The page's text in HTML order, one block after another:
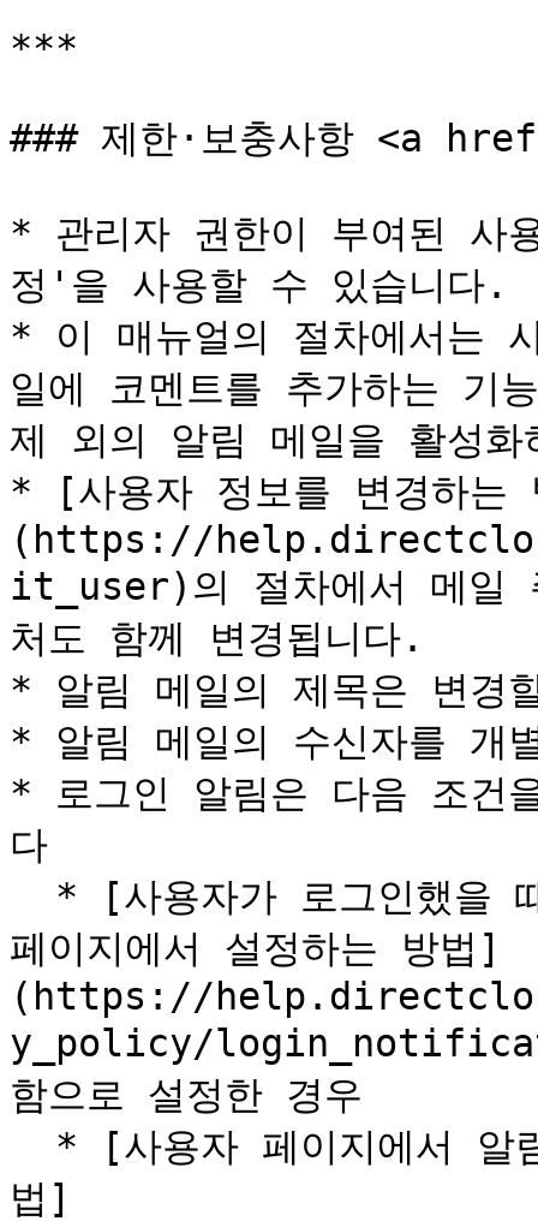
***
### 제한·보충사항 <a
* 관리자 권한이 부여된 사
정'을 사용할 수 있습니다.
* 이 매뉴얼의 절차에서는
일에 코멘트를 추가하는
제 외의 알림 메일을 활성
* [사용자 정보를 변경하는
(https://
it_user)의 절차에서 메일
처도 함께 변경됩니다.
* 알림 메일의 제목은 변경
* 알림 메일의 수신자를 개
* 로그인 알림은 다음 조건
다
페이지에서 설정하는 방법]
(https://
y_policy/
함으로 설정한 경우
법]